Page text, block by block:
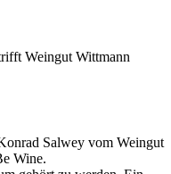
Weingut Wittmann
Salwey vom Weingut
Wine.